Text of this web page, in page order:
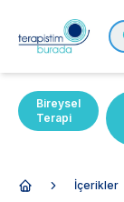
Bireysel
Terapi
İçerikler